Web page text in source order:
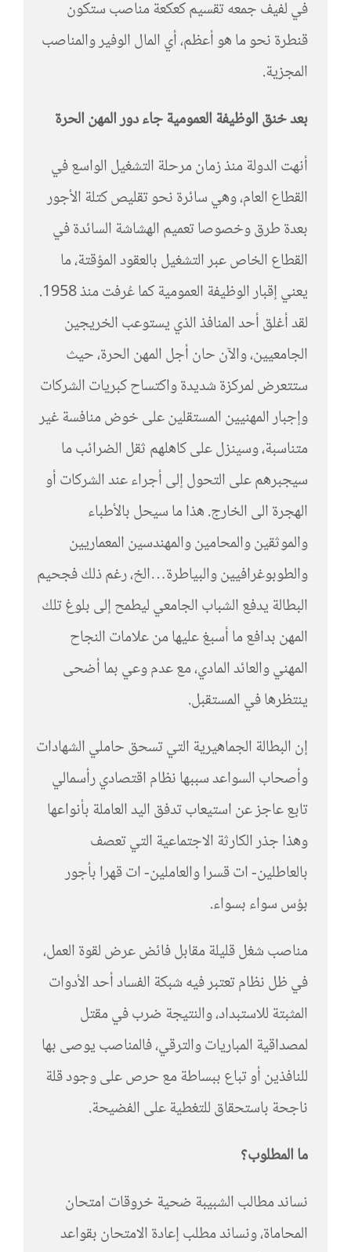
في لفيف جمعه تقسيم كعكعة مناصب ستكون
قنطرة نحو ما هو أعظم، أي المال الوفير والمناصب
المجزية.
بعد خنق الوظيفة العمومية جاء دور المهن الحرة
أنهت الدولة منذ زمان مرحلة التشغيل الواسع في
القطاع العام، وهي سائرة نحو تقليص كتلة الأجور
بعدة طرق وخصوصا تعميم الهشاشة السائدة في
القطاع الخاص عبر التشغيل بالعقود المؤقتة، ما
يعني إقبار الوظيفة العمومية كما عُرفت منذ 1958.
لقد أغلق أحد المنافذ الذي يستوعب الخريجين
الجامعيين، والآن حان أجل المهن الحرة، حيث
ستتعرض لمركزة شديدة واكتساح كبريات الشركات
وإجبار المهنيين المستقلين على خوض منافسة غير
متناسبة، وسينزل على كاهلهم ثقل الضرائب ما
سيجبرهم على التحول إلى أجراء عند الشركات أو
الهجرة الى الخارج. هذا ما سيحل بالأطباء
والموثقين والمحامين والمهندسين المعماريين
والطوبوغرافيين والبياطرة…الخ، رغم ذلك فجحيم
البطالة يدفع الشباب الجامعي ليطمح إلى بلوغ تلك
المهن بدافع ما أسبغ عليها من علامات النجاح
المهني والعائد المادي، مع عدم وعي بما أضحى
ينتظرها في المستقبل.
إن البطالة الجماهيرية التي تسحق حاملي الشهادات
وأصحاب السواعد سببها نظام اقتصادي رأسمالي
تابع عاجز عن استيعاب تدفق اليد العاملة بأنواعها
وهذا جذر الكارثة الاجتماعية التي تعصف
بالعاطلين- ات قسرا والعاملين- ات قهرا بأجور
بؤس سواء بسواء.
مناصب شغل قليلة مقابل فائض عرض لقوة العمل،
في ظل نظام تعتبر فيه شبكة الفساد أحد الأدوات
المثبتة للاستبداد، والنتيجة ضرب في مقتل
لمصداقية المباريات والترقي، فالمناصب يوصى بها
للنافذين أو تباع ببساطة مع حرص على وجود قلة
ناجحة باستحقاق للتغطية على الفضيحة.
ما المطلوب؟
نساند مطالب الشبيبة ضحية خروقات امتحان
المحاماة، ونساند مطلب إعادة الامتحان بقواعد